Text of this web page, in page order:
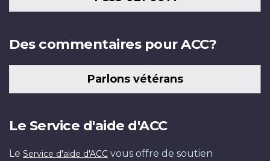
Des commentaires pour ACC?
Parlons vétérans
Le Service d'aide d'ACC
Le Service d'aide d'ACC vous offre de soutien